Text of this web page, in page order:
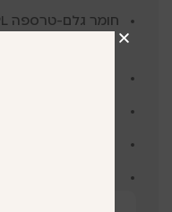
חומר גלם-טרספה HPL,
הדלתות